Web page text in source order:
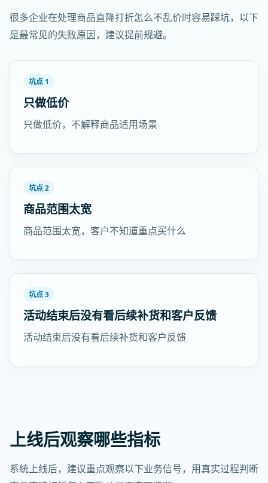
很多企业在处理商品直降打折怎么不乱价时容易踩坑，以下
是最常见的失败原因，建议提前规避。
坑点 1
只做低价
只做低价，不解释商品适用场景
坑点 2
商品范围太宽
商品范围太宽，客户不知道重点买什么
坑点 3
活动结束后没有看后续补货和客户反馈
活动结束后没有看后续补货和客户反馈
上线后观察哪些指标
系统上线后，建议重点观察以下业务信号，用真实过程判断